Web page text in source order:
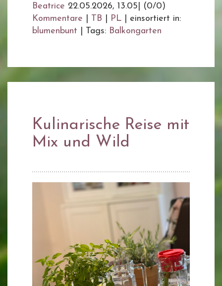
Beatrice 22.05.2026, 13.05
(0/0)
Kommentare
TB PL
einsortiert in:
blumenbunt
Tags: Balkongarten
Kulinarische Reise mit
Mix und Wild